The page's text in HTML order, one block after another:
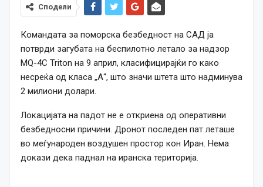
Сподели
Командата за поморска безбедност на САД ја
потврди загубата на беспилотно летало за надзор
MQ-4C Triton на 9 април, класифицирајќи го како
несреќа од класа „А“, што значи штета што надминува
2 милиони долари.
Локацијата на падот не е откриена од оперативни
безбедносни причини. Дронот последен пат леташе
во меѓународен воздушен простор кон Иран. Нема
докази дека паднал на иранска територија.